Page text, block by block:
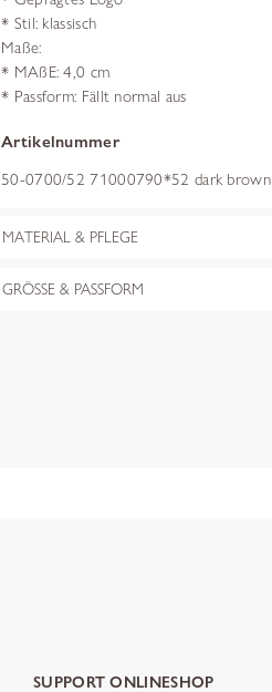
* Stil: klassisch
Maße:
* MAßE: 4,0 cm
* Passform: Fällt normal aus
Artikelnummer
50-0700/52 71000790*52 dark brown
MATERIAL & PFLEGE
GRÖSSE & PASSFORM
SUPPORT ONLINESHOP